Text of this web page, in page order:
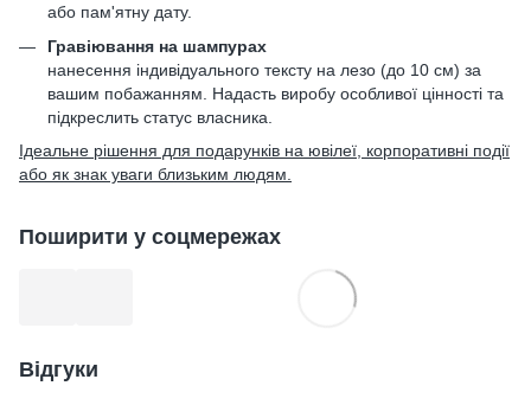
або пам'ятну дату.
Гравіювання на шампурах
нанесення індивідуального тексту на лезо (до 10 см) за
вашим побажанням. Надасть виробу особливої цінності та
підкреслить статус власника.
Ідеальне рішення для подарунків на ювілеї, корпоративні події
або як знак уваги близьким людям.
Поширити у соцмережах
Відгуки